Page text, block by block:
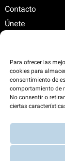
Para ofrecer las
cookies para
consentimiento de
comportamiento de
No consentir o
ciertas
Contacto
Únete
C/ Santa
+34 625 47